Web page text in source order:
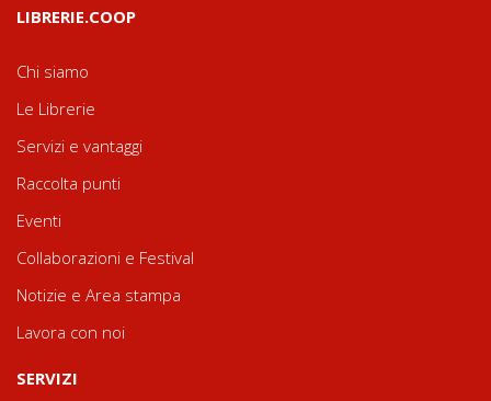
LIBRERIE.COOP
Chi siamo
Le Librerie
Servizi e vantaggi
Raccolta punti
Eventi
Collaborazioni e Festival
Notizie e Area stampa
Lavora con noi
SERVIZI